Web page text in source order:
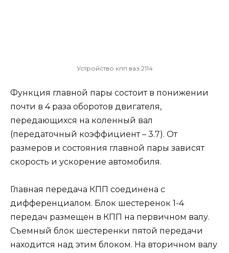
Устройство кпп ваз 2114
Функция главной пары состоит в понижении
почти в 4 раза оборотов двигателя,
передающихся на коленный вал
(передаточный коэффициент – 3.7). От
размеров и состояния главной пары зависят
скорость и ускорение автомобиля.
Главная передача КПП соединена с
дифференциалом. Блок шестеренок 1-4
передач размещен в КПП на первичном валу.
Съемный блок шестеренки пятой передачи
находится над этим блоком. На вторичном валу